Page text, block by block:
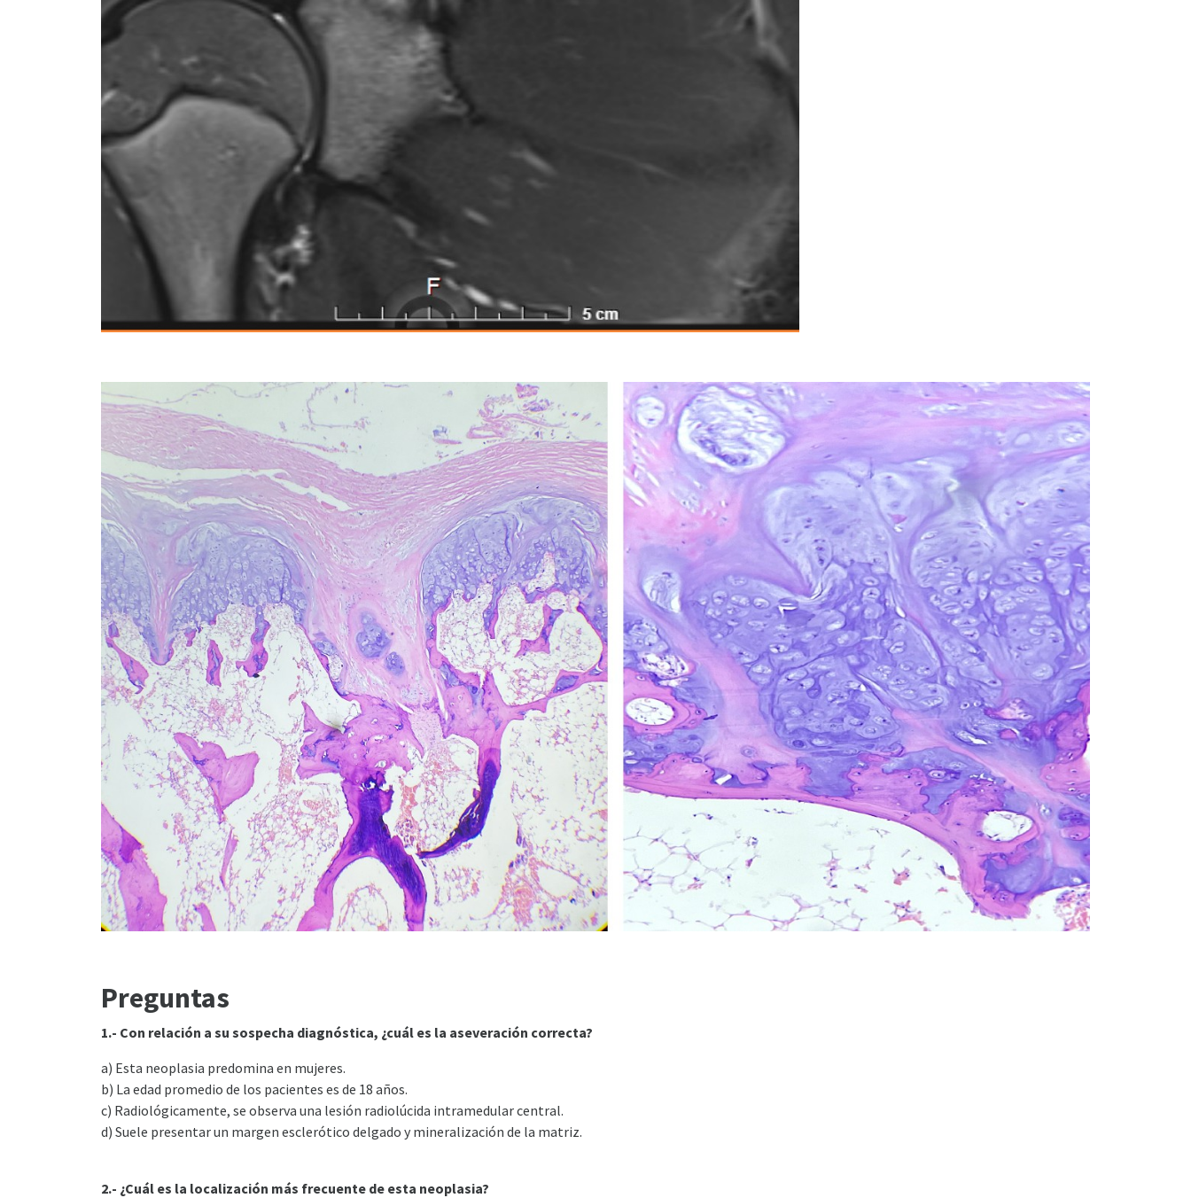
Preguntas
1.- Con relación a su sospecha diagnóstica, ¿cuál es la aseveración correcta?
a) Esta neoplasia predomina en mujeres.
b) La edad promedio de los pacientes es de 18 años.
c) Radiológicamente, se observa una lesión radiolúcida intramedular central.
d) Suele presentar un margen esclerótico delgado y mineralización de la matriz.
2.- ¿Cuál es la localización más frecuente de esta neoplasia?